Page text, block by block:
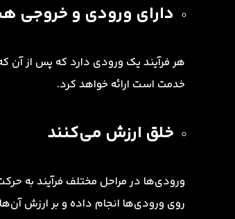
دارای ورودی و خروجی
هر فرآیند یک ورودی دارد که پس از آن
خدمت است ارائه خواهد کرد.
خلق ارزش می‌کنند
ورودی‌ها در مراحل مختلف فرآیند به
روی ورودی‌ها انجام داده و بر ارزش